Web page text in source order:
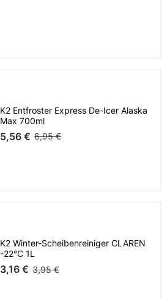
K2 Entfroster Express De-Icer Alaska
Max 700ml
5,56 € 6,95 €
K2 Winter-Scheibenreiniger CLAREN
-22°C 1L
3,16 € 3,95 €